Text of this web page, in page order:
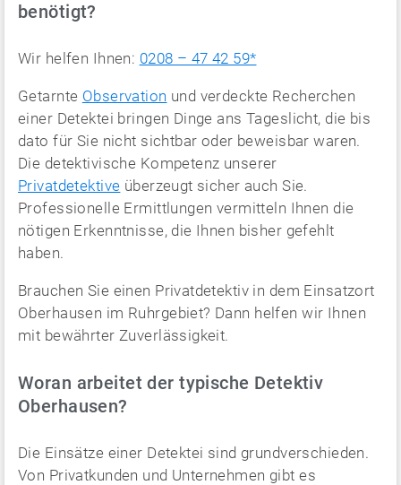
benötigt?
Wir helfen Ihnen: 0208 – 47 42 59*
Getarnte Observation und verdeckte Recherchen
einer Detektei bringen Dinge ans Tageslicht, die bis
dato für Sie nicht sichtbar oder beweisbar waren.
Die detektivische Kompetenz unserer
Privatdetektive überzeugt sicher auch Sie.
Professionelle Ermittlungen vermitteln Ihnen die
nötigen Erkenntnisse, die Ihnen bisher gefehlt
haben.
Brauchen Sie einen Privatdetektiv in dem Einsatzort
Oberhausen im Ruhrgebiet? Dann helfen wir Ihnen
mit bewährter Zuverlässigkeit.
Woran arbeitet der typische Detektiv
Oberhausen?
Die Einsätze einer Detektei sind grundverschieden.
Von Privatkunden und Unternehmen gibt es